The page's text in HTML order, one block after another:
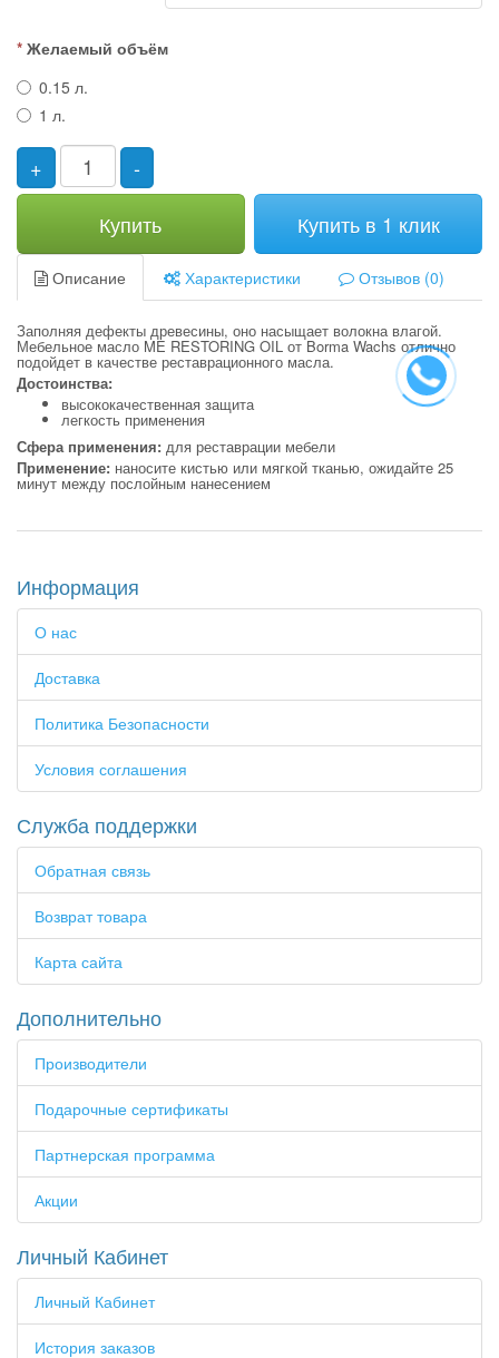
Желаемый объём
0.15 л.
1 л.
+
-
Купить
Купить в 1 клик
Описание Характеристики Отзывов (0)
Заполняя дефекты древесины, оно насыщает волокна влагой.
Мебельное масло ME RESTORING OIL от Borma Wachs отлично
подойдет в качестве реставрационного масла.
Достоинства:
высококачественная защита
легкость применения
Сфера применения: для реставрации мебели
Применение: наносите кистью или мягкой тканью, ожидайте 25
минут между послойным нанесением
Информация
О нас
Доставка
Политика Безопасности
Условия соглашения
Служба поддержки
Обратная связь
Возврат товара
Карта сайта
Дополнительно
Производители
Подарочные сертификаты
Партнерская программа
Акции
Личный Кабинет
Личный Кабинет
История заказов